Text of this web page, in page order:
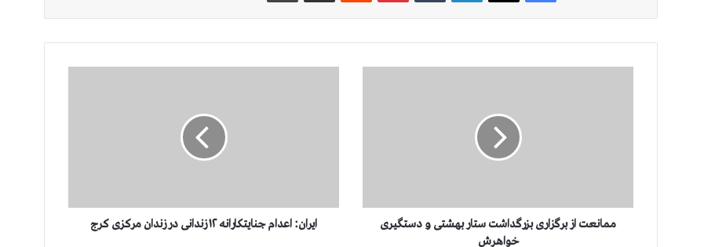
ب
ممانعت از برگزاری بزرگداشت ستار بهشتی و دستگیری
خواهرش
د
ایران: اعدام جنایتکارانه ۱۲ زندانی در زندان مرکزی کرج